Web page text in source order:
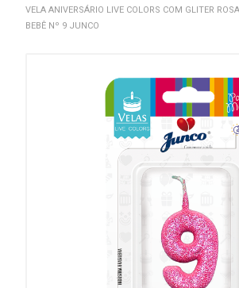
VELA ANIVERSÁRIO LIVE COLORS COM GLITER ROSA
BEBÊ Nº 9 JUNCO